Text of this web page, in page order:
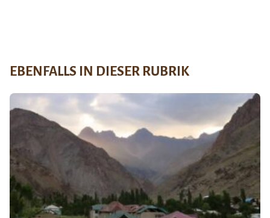
EBENFALLS IN DIESER RUBRIK